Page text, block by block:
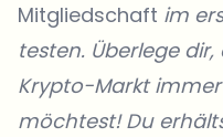
Mitgliedschaft im
testen. Überlege
Krypto-Markt
möchtest! Du